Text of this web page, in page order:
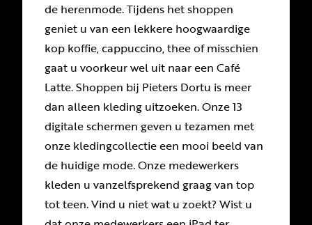
de herenmode. Tijdens het shoppen
geniet u van een lekkere hoogwaardige
kop koffie, cappuccino, thee of misschien
gaat u voorkeur wel uit naar een Café
Latte. Shoppen bij Pieters Dortu is meer
dan alleen kleding uitzoeken. Onze 13
digitale schermen geven u tezamen met
onze kledingcollectie een mooi beeld van
de huidige mode. Onze medewerkers
kleden u vanzelfsprekend graag van top
tot teen. Vind u niet wat u zoekt? Wist u